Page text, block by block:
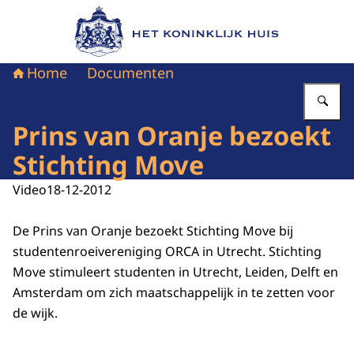
Naar de homepage van Het Koninklijk Huis
Home Documenten
Prins van Oranje bezoekt
Stichting Move
Video18-12-2012
De Prins van Oranje bezoekt Stichting Move bij
studentenroeivereniging ORCA in Utrecht. Stichting
Move stimuleert studenten in Utrecht, Leiden, Delft en
Amsterdam om zich maatschappelijk in te zetten voor
de wijk.